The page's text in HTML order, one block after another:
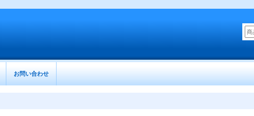
お問い合わせ